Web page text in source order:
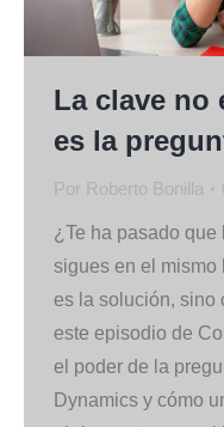
La clave no
es la
Por Roberto Bonilla
¿Te ha pasado que
sigues en el mismo
es la solución, sino
este episodio de
el poder de la
Dynamics y cómo